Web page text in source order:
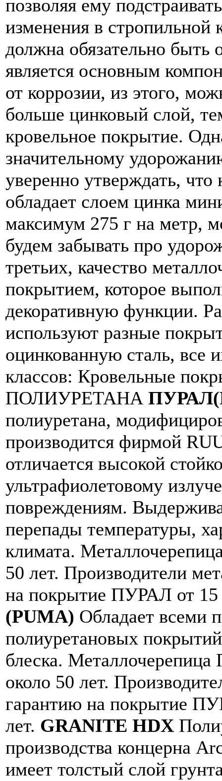
позволяя ему
изменения в стропильной
должна обязательно быть
является основным
от коррозии, из этого,
больше цинковый слой,
кровельное покрытие.
значительному
уверенно утверждать, что
обладает слоем цинка
максимум 275 г на метр,
будем забывать про
третьих, качество
покрытием, которое
декоративную функции.
используют разные
оцинкованную сталь, все
классов: Кровельные
ПОЛИУРЕТАНА
полиуретана,
производится фирмой
отличается высокой
ультрафиолетовому
повреждениям.
перепады температуры,
климата.
50 лет. Производители
на покрытие ПУРАЛ от 15
(PUMA) Обладает всеми
полиуретановых
блеска.
около 50 лет.
гарантию на покрытие
лет. GRANITE HDX
производства концерна
имеет толстый слой